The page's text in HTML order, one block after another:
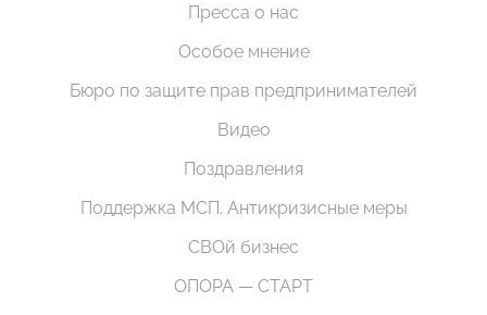
Пресса о нас
Особое мнение
Бюро по защите прав предпринимателей
Видео
Поздравления
Поддержка МСП. Антикризисные меры
СВОй бизнес
ОПОРА — СТАРТ